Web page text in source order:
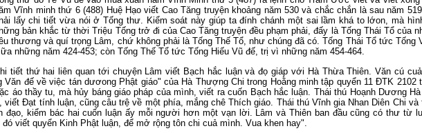
Vĩnh minh thứ 6 (488) Huệ Hạo viết Cao Tăng truyện khoảng năm 530 và chắc chắn là sau năm
lấy chi tiết vừa nói ở Tống thư. Kiểm soát này giúp ta đính chánh một sai lầm khá to lớon, mà
bản khắc từ thời Triệu Tống trở đi của Cao Tăng truyện đều phạm phải, đấy là Tống Thái Tổ của
thương và quí trọng Lâm, chứ không phải là Tống Thế Tổ, như chúng đã có. Tống Thái Tổ tức Tống
những năm 424-453; còn Tống Thế Tổ tức Tống Hiếu Vũ đế, trị vì những năm 454-464.
tiết thứ hai liên quan tới chuyện Lâm viết Bạch hắc luận và đọ giáp với Hà Thừa Thiên. Văn cú
đế về việc tán dươong Phật giáo" của Hà Thượng Chi trong Hoằng minh tập quyển 11 ĐTK 2102
áo thầy tu, mà hủy báng giáo pháp của mình, viết ra cuốn Bạch hắc luận. Thái thú Hoạnh Dương
Đạt tính luận, cũng câu trệ về một phía, mắng chê Thích giáo. Thái thú Vĩnh gia Nhan Diên Chi và
đạo, kiểm bác hai cuốn luận ấy mỗi người hơn một vạn lời. Lâm và Thiên ban đầu cũng có thư từ
viết quyển Kinh Phật luận, để mở rộng tôn chi cuả mình. Vua khen hay".